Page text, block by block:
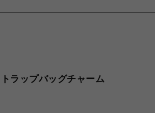
ラップバッグチャーム